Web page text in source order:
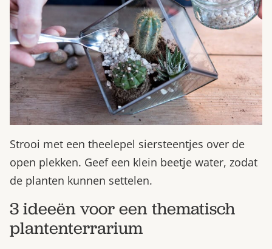
Strooi met een theelepel siersteentjes over de
open plekken. Geef een klein beetje water, zodat
de planten kunnen settelen.
3 ideeën voor een thematisch
plantenterrarium